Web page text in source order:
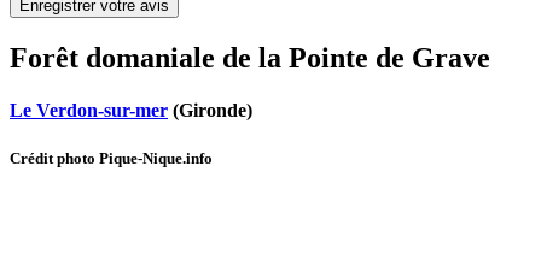
Forêt domaniale de la Pointe de Grave
Le Verdon-sur-mer (Gironde)
Crédit photo Pique-Nique.info